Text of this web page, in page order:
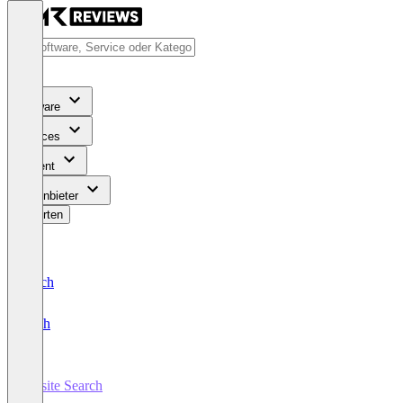
Software
Services
Content
Für Anbieter
Bewerten
Deutsch
English
Onsite Search